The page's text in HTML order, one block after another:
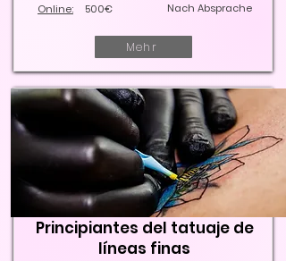
Online: 500€ Nach Absprache
Mehr
Principiantes del tatuaje de
líneas finas